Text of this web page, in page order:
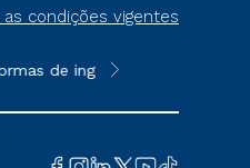
condições vigentes
de ingresso, exceto na
**Semipresencial é